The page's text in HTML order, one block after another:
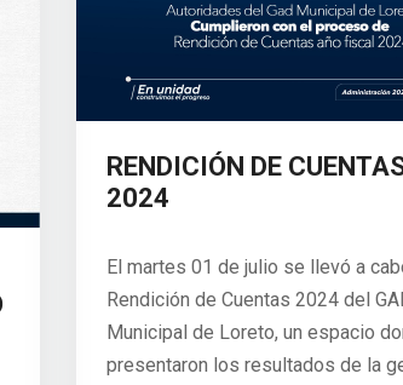
RENDICIÓN DE
2024
El martes 01 de julio se llevó a
Rendición de Cuentas 2024 del
Municipal de Loreto, un espacio
presentaron los resultados de la